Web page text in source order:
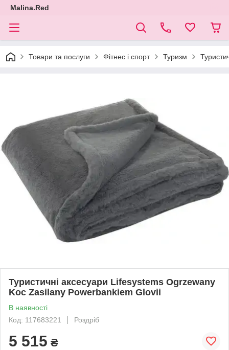
Malina.Red
Товари та послуги Фітнес і спорт Туризм
Туристичні аксесуари Lifesystems Ogrzewany
Koc Zasilany Powerbankiem Glovii
В наявності
Код: 117683221
Роздріб
5 515 ₴